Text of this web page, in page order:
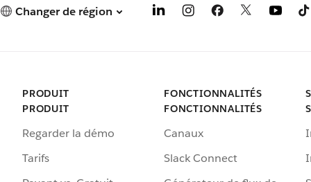
Changer de région
PRODUIT
PRODUIT
Regarder la démo
Tarifs
FONCTIONNALITÉS
FONCTIONNALITÉS
Canaux
Slack Connect